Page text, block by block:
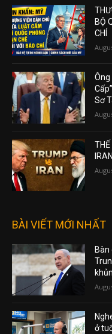
BỘ
CHÍ
Ông
Sơ
THẾ
BÀI VIẾT MỚI NHẤT
ở